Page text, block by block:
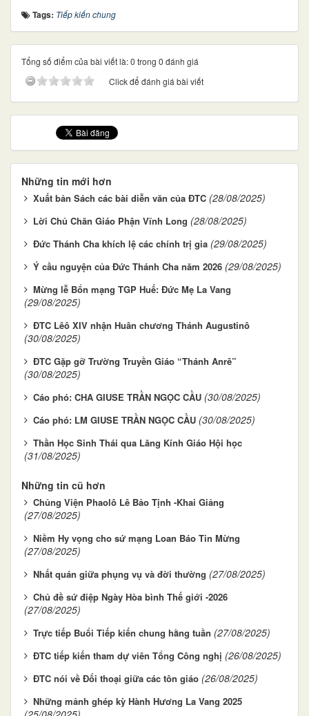
Tags: Tiếp kiến chung
Tổng số điểm của bài viết là: 0 trong 0 đánh giá
Click để đánh giá bài viết
Những tin mới hơn
Xuất bản Sách các bài diễn văn của ĐTC (28/08/2025)
Lời Chủ Chăn Giáo Phận Vĩnh Long (28/08/2025)
Đức Thánh Cha khích lệ các chính trị gia (29/08/2025)
Ý cầu nguyện của Đức Thánh Cha năm 2026 (29/08/2025)
Mừng lễ Bổn mạng TGP Huế: Đức Mẹ La Vang
(29/08/2025)
ĐTC Lêô XIV nhận Huân chương Thánh Augustinô
(30/08/2025)
ĐTC Gặp gỡ Trường Truyền Giáo “Thánh Anrê”
(30/08/2025)
Cáo phó: CHA GIUSE TRẦN NGỌC CẦU (30/08/2025)
Cáo phó: LM GIUSE TRẦN NGỌC CẦU (30/08/2025)
Thần Học Sinh Thái qua Lăng Kính Giáo Hội học
(31/08/2025)
Những tin cũ hơn
Chủng Viện Phaolô Lê Bảo Tịnh -Khai Giảng
(27/08/2025)
Niềm Hy vọng cho sứ mạng Loan Báo Tin Mừng
(27/08/2025)
Nhất quán giữa phụng vụ và đời thường (27/08/2025)
Chủ đề sứ điệp Ngày Hòa bình Thế giới -2026
(27/08/2025)
Trực tiếp Buổi Tiếp kiến chung hằng tuần (27/08/2025)
ĐTC tiếp kiến tham dự viên Tổng Công nghị (26/08/2025)
ĐTC nói về Đối thoại giữa các tôn giáo (26/08/2025)
Những mảnh ghép kỳ Hành Hương La Vang 2025